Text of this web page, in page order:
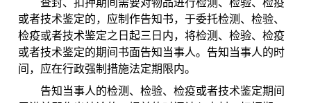
查封、扣押期间需要对物品进行检测、检验、检疫
或者技术鉴定的，应制作告知书，于委托检测、检验、
检疫或者技术鉴定之日起三日内，将检测、检验、检疫
或者技术鉴定的期间书面告知当事人。告知当事人的时
间，应在行政强制措施法定期限内。
告知当事人的检测、检验、检疫或者技术鉴定期间